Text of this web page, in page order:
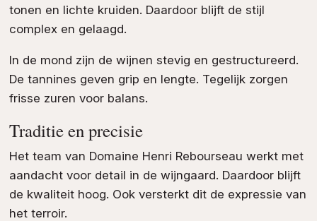
tonen en lichte kruiden. Daardoor blijft de stijl
complex en gelaagd.
In de mond zijn de wijnen stevig en gestructureerd.
De tannines geven grip en lengte. Tegelijk zorgen
frisse zuren voor balans.
Traditie en precisie
Het team van Domaine Henri Rebourseau werkt met
aandacht voor detail in de wijngaard. Daardoor blijft
de kwaliteit hoog. Ook versterkt dit de expressie van
het terroir.